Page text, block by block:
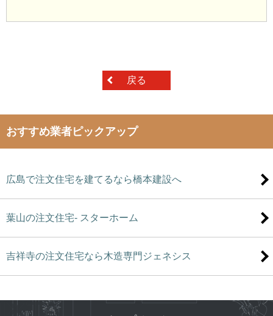
戻る
おすすめ業者ピックアップ
広島で注文住宅を建てるなら橋本建設へ
葉山の注文住宅- スターホーム
吉祥寺の注文住宅なら木造専門ジェネシス